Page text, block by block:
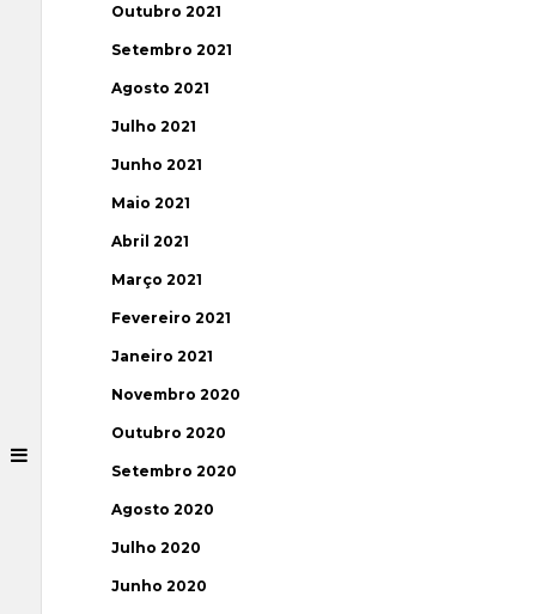
Outubro 2021
Setembro 2021
Agosto 2021
Julho 2021
Junho 2021
Maio 2021
Abril 2021
Março 2021
Fevereiro 2021
Janeiro 2021
Novembro 2020
Outubro 2020
Setembro 2020
Agosto 2020
Julho 2020
Junho 2020